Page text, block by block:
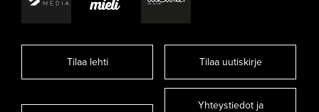
Tilaa lehti Tilaa uutiskirje
Yhteystiedot ja